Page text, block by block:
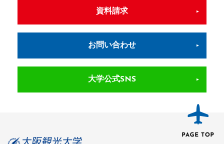
資料請求
お問い合わせ
大学公式SNS